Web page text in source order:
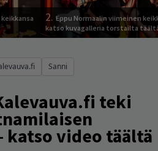
2. Eppu Normaalin viimeinen
katso kuvagalleria torstailta
Sanni
teki
katso video täältä